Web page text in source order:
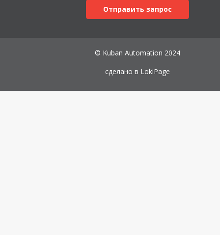
Отправить запрос
© Kuban Automation 2024
сделано в LokiPage